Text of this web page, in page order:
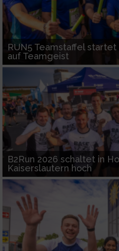
RUN5 Teamstaffel
auf Teamgeist
B2Run 2026 schaltet in
Kaiserslautern hoch